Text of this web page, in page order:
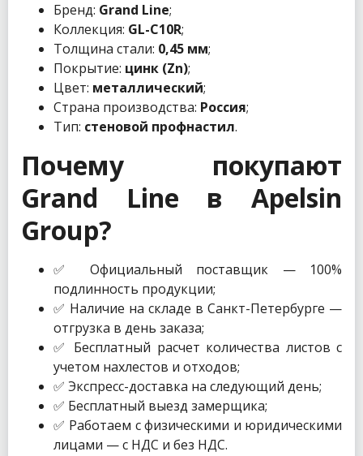
Бренд: Grand Line;
Коллекция: GL-С10R;
Толщина стали: 0,45 мм;
Покрытие: цинк (Zn);
Цвет: металлический;
Страна производства: Россия;
Тип: стеновой профнастил.
Почему покупают
Grand Line в Apelsin
Group?
✅ Официальный поставщик — 100%
подлинность продукции;
✅ Наличие на складе в Санкт-Петербурге —
отгрузка в день заказа;
✅ Бесплатный расчет количества листов с
учетом нахлестов и отходов;
✅ Экспресс-доставка на следующий день;
✅ Бесплатный выезд замерщика;
✅ Работаем с физическими и юридическими
лицами — с НДС и без НДС.